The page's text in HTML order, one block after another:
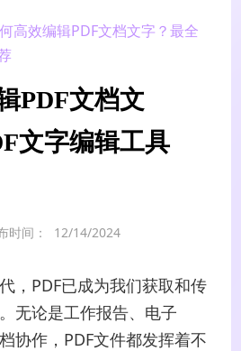
高效编辑PDF文档文字？最全
PDF文档文
文字编辑工具
时间： 12/14/2024
，PDF已成为我们获取和传
无论是工作报告、电子
协作，PDF文件都发挥着不